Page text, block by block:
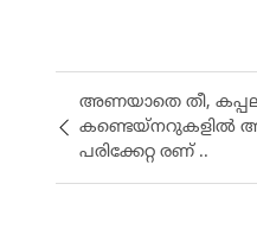
അണയാതെ തീ,
കണ്ടെയ്നറുകളിൽ
പരിക്കേറ്റ രണ് ..